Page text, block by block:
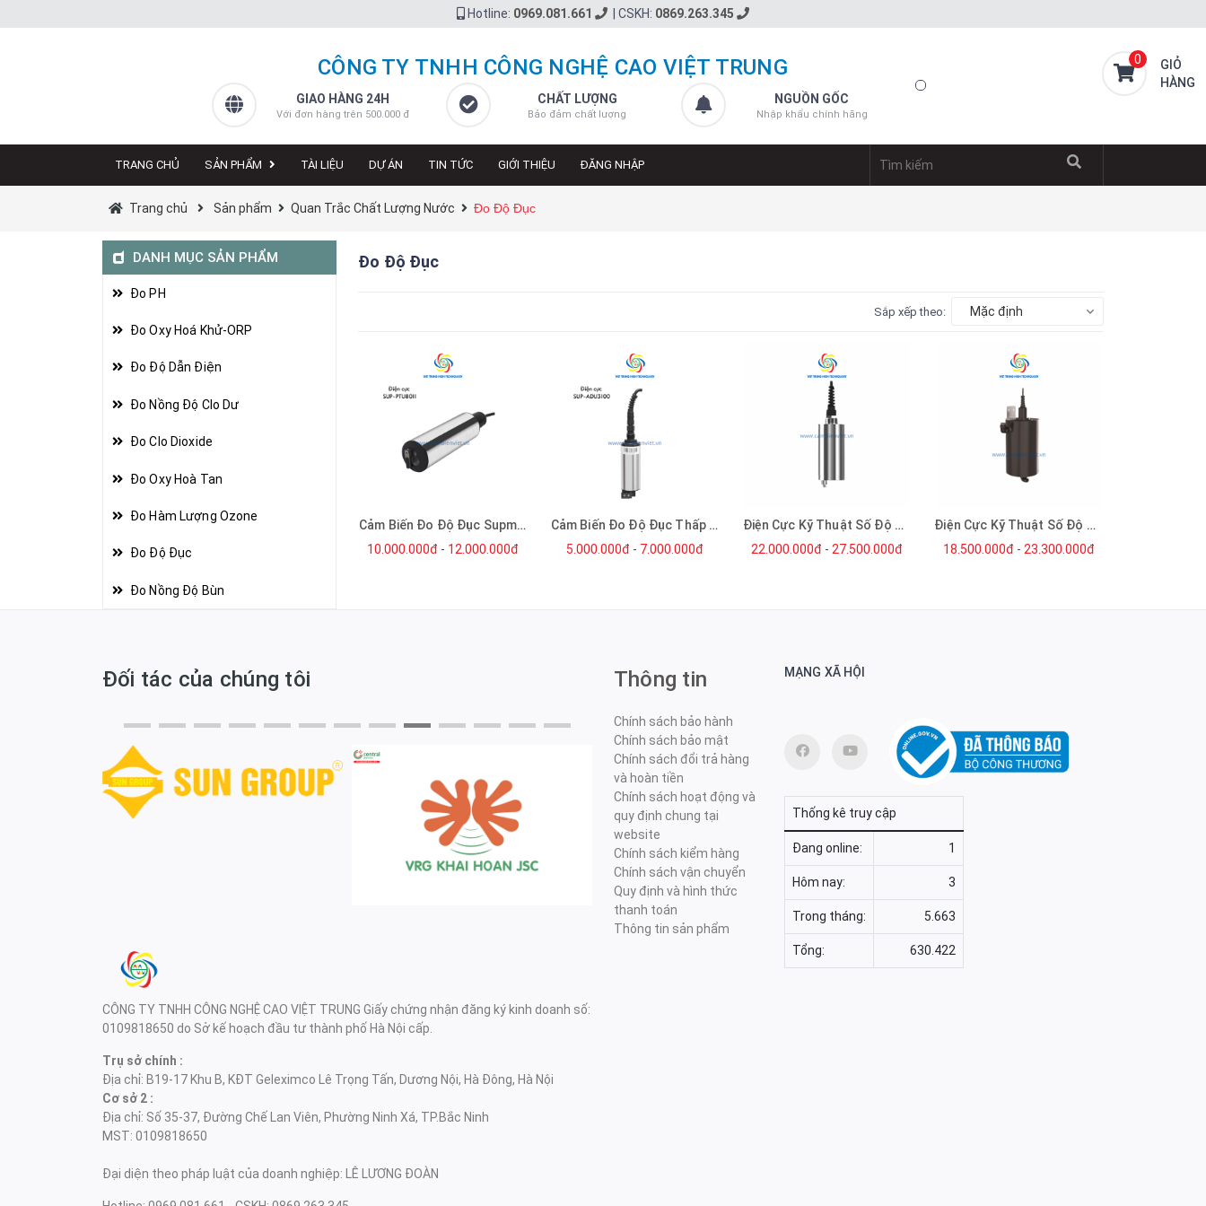
Hotline: 0969.081.661 CSKH: 0869.263.345
CÔNG TY TNHH CÔNG NGHỆ CAO VIỆT TRUNG
GIAO HÀNG 24H
Với đơn hàng trên 500.000 đ
CHẤT LƯỢNG
Bảo đảm chất lượng
NGUỒN GỐC
Nhập khẩu chính hãng
0
GIỎ
HÀNG
TRANG CHỦ SẢN PHẨM TÀI LIỆU DỰ ÁN TIN TỨC GIỚI THIỆU ĐĂNG NHẬP
Trang chủ Sản phẩm Quan Trắc Chất Lượng Nước Đo Độ Đục
DANH MỤC SẢN PHẨM
Đo PH
Đo Oxy Hoá Khử-ORP
Đo Độ Dẫn Điện
Đo Nồng Độ Clo Dư
Đo Clo Dioxide
Đo Oxy Hoà Tan
Đo Hàm Lượng Ozone
Đo Độ Đục
Đo Nồng Độ Bùn
Đo Độ Đục
Sắp xếp theo: Mặc định
Cảm Biến Đo Độ Đục Supmea
10.000.000đ - 12.000.000đ
Cảm Biến Đo Độ Đục Thấp Supmea
5.000.000đ - 7.000.000đ
Điện Cực Kỹ Thuật Số Độ Đục Cao
22.000.000đ - 27.500.000đ
Điện Cực Kỹ Thuật Số Độ Đục Cực Thấp
18.500.000đ - 23.300.000đ
Đối tác của chúng tôi
CÔNG TY TNHH CÔNG NGHỆ CAO VIỆT TRUNG Giấy chứng nhận đăng ký kinh doanh số:
0109818650 do Sở kế hoạch đầu tư thành phố Hà Nội cấp.
Trụ sở chính :
Địa chỉ: B19-17 Khu B, KĐT Geleximco Lê Trọng Tấn, Dương Nội, Hà Đông, Hà Nội
Cơ sở 2 :
Địa chỉ: Số 35-37, Đường Chế Lan Viên, Phường Ninh Xá, TP.Bắc Ninh
MST: 0109818650
Đại diện theo pháp luật của doanh nghiệp: LÊ LƯƠNG ĐOÀN
Thông tin
Chính sách bảo hành
Chính sách bảo mật
Chính sách đổi trả hàng
và hoàn tiền
Chính sách hoạt động và
quy định chung tại
website
Chính sách kiểm hàng
Chính sách vận chuyển
Quy định và hình thức
thanh toán
Thông tin sản phẩm
MẠNG XÃ HỘI
Thống kê truy cập
Đang online: 1
Hôm nay: 3
Trong tháng: 5.663
Tổng: 630.422